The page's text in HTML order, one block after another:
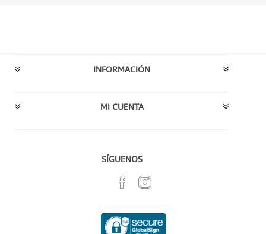
INFORMACIÓN
MI CUENTA
SÍGUENOS